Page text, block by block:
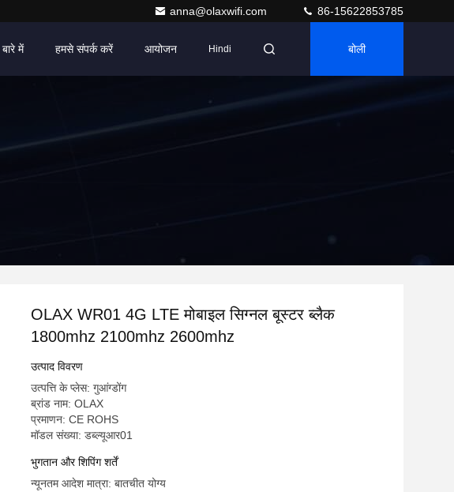
anna@olaxwifi.com 86-15622853785
बारे में हमसे संपर्क करें आयोजन Hindi बोली
OLAX WR01 4G LTE मोबाइल सिग्नल बूस्टर ब्लैक
1800mhz 2100mhz 2600mhz
उत्पाद विवरण
उत्पत्ति के प्लेस: गुआंग्डोंग
ब्रांड नाम: OLAX
प्रमाणन: CE ROHS
मॉडल संख्या: डब्ल्यूआर01
भुगतान और शिपिंग शर्तें
न्यूनतम आदेश मात्रा: बातचीत योग्य